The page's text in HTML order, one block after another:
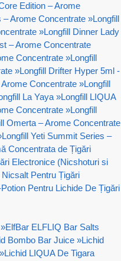
Edition – Arome
– Arome Concentrate »Longfill
»Longfill Dinner Lady
– Arome Concentrate
Concentrate »Longfill
»Longfill Drifter Hyper 5ml -
Concentrate »Longfill
La Yaya »Longfill LIQUA
Concentrate »Longfill
Omerta – Arome Concentrate
Longfill Yeti Summit Series –
Concentrata de Țigări
Electronice (Nicshoturi si
Pentru Țigări
Pentru Lichide De Țigări
»ElfBar ELFLIQ Bar Salts
Bombo Bar Juice »Lichid
»Lichid LIQUA De Tigara